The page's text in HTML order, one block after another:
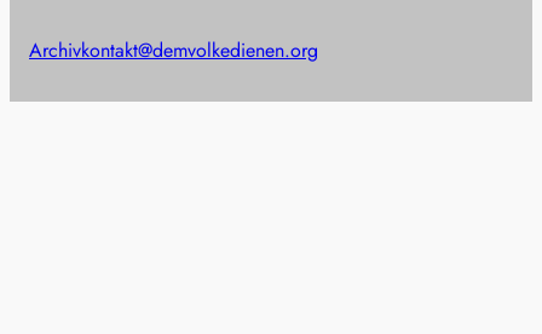
Archivkontakt@demvolkedienen.org